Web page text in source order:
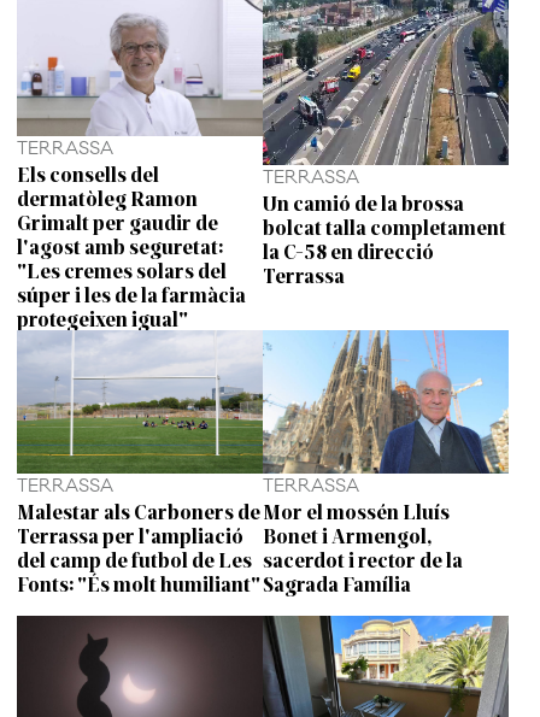
TERRASSA
Els consells del
dermatòleg Ramon
Grimalt per gaudir de
l'agost amb seguretat:
"Les cremes solars del
súper i les de la farmàcia
protegeixen igual"
TERRASSA
Un camió de la brossa
bolcat talla completament
la C-58 en direcció
Terrassa
TERRASSA
Malestar als Carboners de
Terrassa per l'ampliació
del camp de futbol de Les
Fonts: "És molt humiliant"
TERRASSA
Mor el mossén Lluís
Bonet i Armengol,
sacerdot i rector de la
Sagrada Família